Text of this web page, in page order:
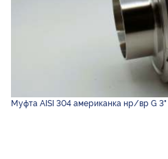
Муфта AISI 304 американка нр/вр G 3"